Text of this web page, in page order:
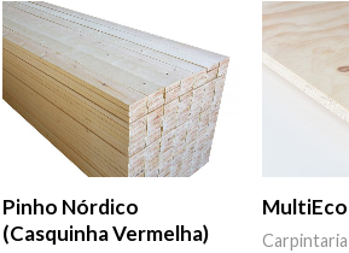
Pinho Nórdico
(Casquinha Vermelha)
MultiEco
Carpintaria